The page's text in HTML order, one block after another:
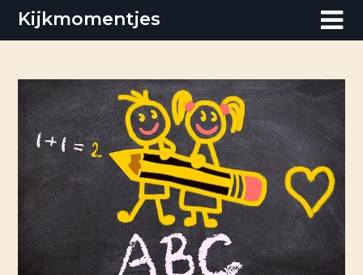
SkipKijkmomentjes